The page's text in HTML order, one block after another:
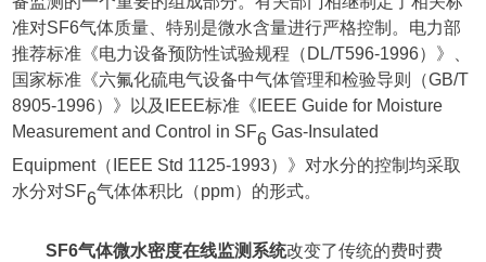
准对SF6气体质量、特别是微水含量进行严格控制。电力部
推荐标准《电力设备预防性试验规程（DL/T596-1996）》、
国家标准《六氟化硫电气设备中气体管理和检验导则（GB/T
8905-1996）》以及IEEE标准《IEEE Guide for Moisture
Measurement and Control in SF6 Gas-Insulated
Equipment（IEEE Std 1125-1993）》对水分的控制均采取
水分对SF6气体体积比（ppm）的形式。
SF6气体微水密度在线监测系统改变了传统的费时费